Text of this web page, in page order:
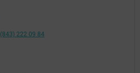
(843) 222 09 84